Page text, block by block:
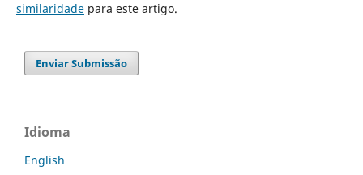
similaridadepara este artigo.
Enviar Submissão
Idioma
English